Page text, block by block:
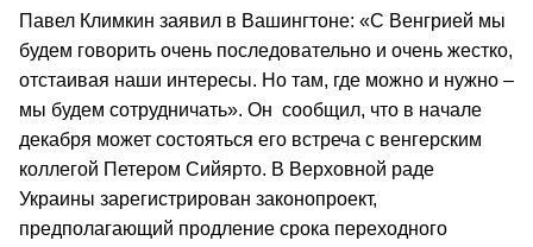
Павел Климкин заявил в Вашингтоне: «С Венгрией мы
будем говорить очень последовательно и очень жестко,
отстаивая наши интересы. Но там, где можно и нужно –
мы будем сотрудничать». Он сообщил, что в начале
декабря может состояться его встреча с венгерским
коллегой Петером Сийярто. В Верховной раде
Украины зарегистрирован законопроект,
предполагающий продление срока переходного